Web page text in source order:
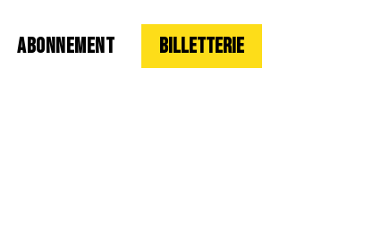
ABONNEMENT Billetterie